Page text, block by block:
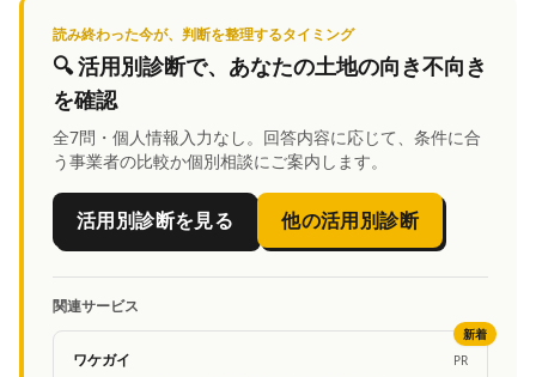
読み終わった今が、判断を整理するタイミング
🔍活用別診断で、あなたの土地の向き不向き
を確認
全7問・個人情報入力なし。回答内容に応じて、条件に合
う事業者の比較か個別相談にご案内します。
活用別診断を見る 他の活用別診断
関連サービス
ワケガイ PR
新着